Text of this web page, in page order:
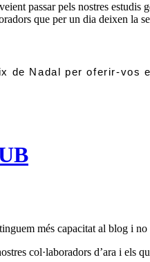
passar pels nostres
que per un dia deixen la
de Nadal per oferir-
més capacitat al blog i
col·laboradors d’ara i els